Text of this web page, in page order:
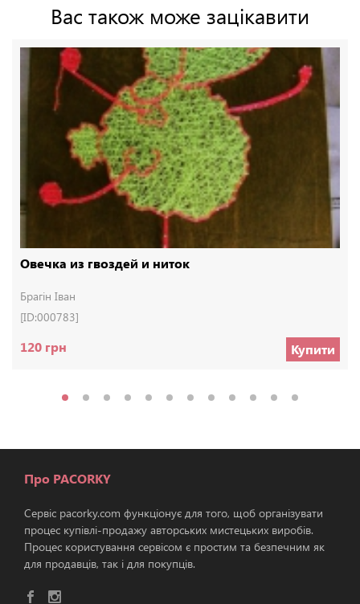
Вас також може зацікавити
Овечка из гвоздей и ниток
Брагін Іван
[ID:000783]
120 грн Купити
Про PACORKY
Сервіс pacorky.com функціонує для того, щоб організувати
процес купівлі-продажу авторських мистецьких виробів.
Процес користування сервісом є простим та безпечним як
для продавців, так і для покупців.